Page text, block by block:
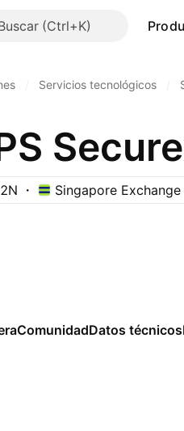
Servicios tecnológicos
Singapore Exchange
ComunidadDatos técnicos